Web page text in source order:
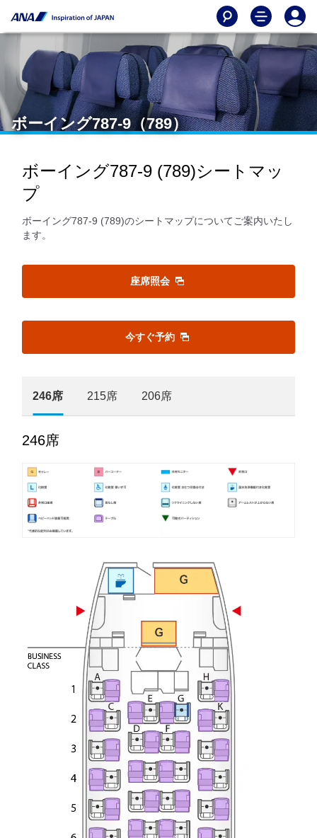
ボーイング787-9（789）
ボーイング787-9 (789)シートマッ
プ
ボーイング787-9 (789)のシートマップについてご案内いたし
ます。
座席照会
今すぐ予約
246席 215席 206席
246席